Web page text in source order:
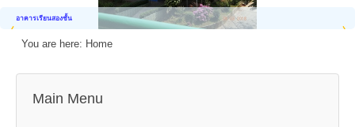
อาคารเรียนสองชั้น
You are here: Home
Main Menu